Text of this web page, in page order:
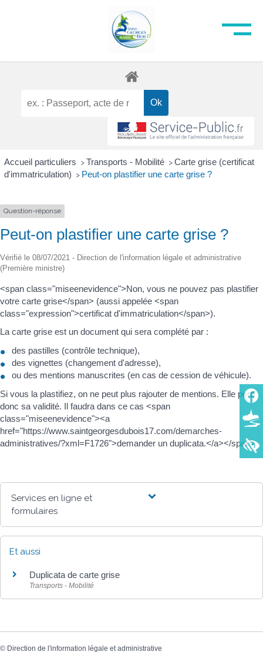
Accueil particuliers > Transports - Mobilité > Carte grise (certificat
d'immatriculation) > Peut-on plastifier une carte grise ?
Question-réponse
Peut-on plastifier une carte grise ?
Vérifié le 08/07/2021 - Direction de l'information légale et administrative
(Première ministre)
<span class="miseenevidence">Non, vous ne pouvez pas plastifier
votre carte grise</span> (aussi appelée <span
class="expression">certificat d'immatriculation</span>).
La carte grise est un document qui sera complété par :
des pastilles (contrôle technique),
des vignettes (changement d'adresse),
ou des mentions manuscrites (en cas de cession de véhicule).
Si vous la plastifiez, on ne peut plus rajouter de mentions. Elle perd
donc sa validité. Il faudra dans ce cas <span
class="miseenevidence"><a
href="https://www.saintgeorgesdubois17.com/demarches-
administratives/?xml=F1726">demander un duplicata.</a></span>
Services en ligne et
formulaires
Et aussi
Duplicata de carte grise
Transports - Mobilité
© Direction de l'information légale et administrative